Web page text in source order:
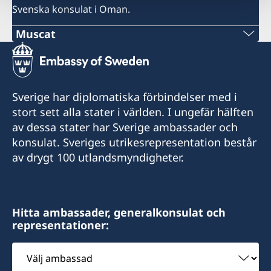
Svenska konsulat i Oman.
Muscat
Telefon
+968-24560971
E-post:
info@hcswedenoman.com
Epost:
E-post:
Fax
Sverige har diplomatiska förbindelser med i
stort sett alla stater i världen. I ungefär hälften
av dessa stater har Sverige ambassader och
konsulat. Sveriges utrikesrepresentation består
av drygt 100 utlandsmyndigheter.
Hitta ambassader, generalkonsulat och
representationer:
Välj
ambassad